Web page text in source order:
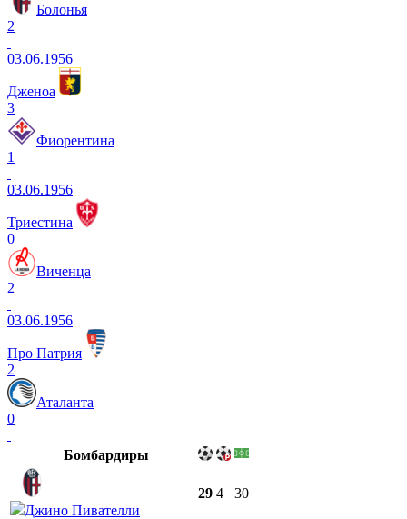
Болонья
2
03.06.1956
Дженоа
3
Фиорентина
1
03.06.1956
Триестина
0
Виченца
2
03.06.1956
Про Патрия
2
Аталанта
0
Бомбардиры
Джино Пивателли
29 4 30